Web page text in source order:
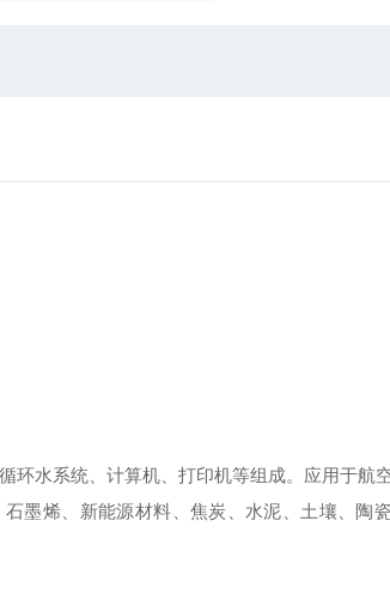
环水系统、计算机、打印机等组成。应用于航
墨烯、新能源材料、焦炭、水泥、土壤、陶